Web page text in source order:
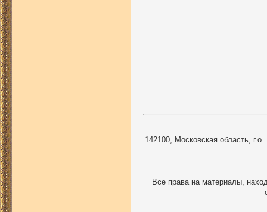
142100, Московская область,
Все права на материалы,